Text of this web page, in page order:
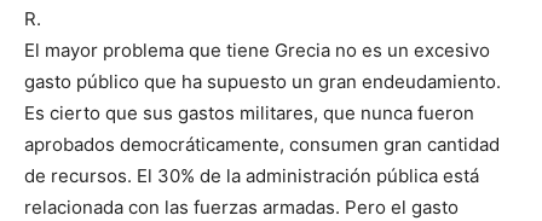
R.
El mayor problema que tiene Grecia no es un excesivo
gasto público que ha supuesto un gran endeudamiento.
Es cierto que sus gastos militares, que nunca fueron
aprobados democráticamente, consumen gran cantidad
de recursos. El 30% de la administración pública está
relacionada con las fuerzas armadas. Pero el gasto